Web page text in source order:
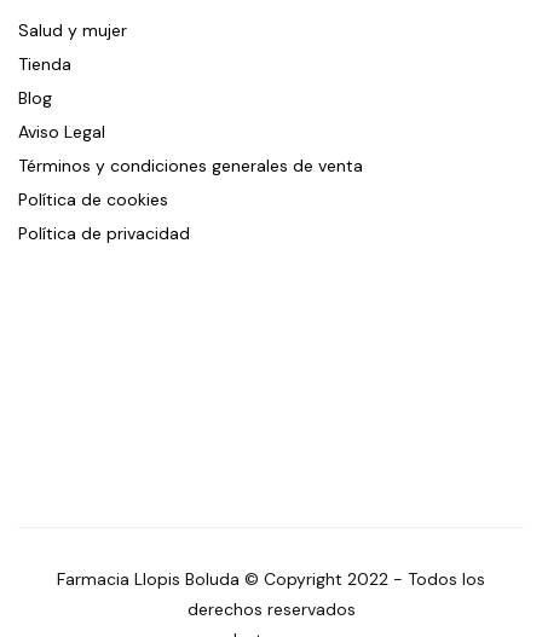
Salud y mujer
Tienda
Blog
Aviso Legal
Términos y condiciones generales de venta
Política de cookies
Política de privacidad
Farmacia Llopis Boluda © Copyright 2022 - Todos los
derechos reservados